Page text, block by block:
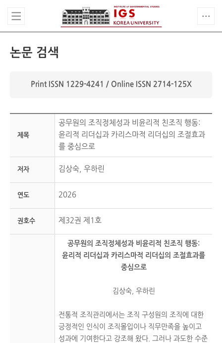
논문 검색
Print ISSN 1229-4241 / Online ISSN 2714-125X
제목
공무원의 조직정체성과 비윤리적 친조직 행동:
윤리적 리더십과 카리스마적 리더십의 조절효과
를 중심으로
저자 김상숙, 우하린
연도 2026
권호수 제32권 제1호
공무원의 조직정체성과 비윤리적 친조직 행동:
윤리적 리더십과 카리스마적 리더십의 조절효과를
중심으로
김상숙, 우하린
전통적 조직관리에서는 조직 구성원의 조직에 대한
긍정적인 인식이 조직몰입이나 직무만족을 높이고
성과에 기여한다고 강조해 왔다. 그러나 과도한 수준